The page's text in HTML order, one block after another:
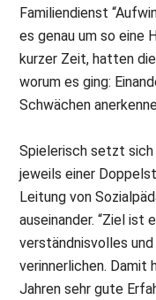
Familiendienst
es genau um so eine
kurzer Zeit, hatten
worum es ging:
Schwächen
Spielerisch setzt sich
jeweils einer
Leitung von
auseinander. “Ziel ist
verständnisvolles
verinnerlichen. Damit
Jahren sehr gute